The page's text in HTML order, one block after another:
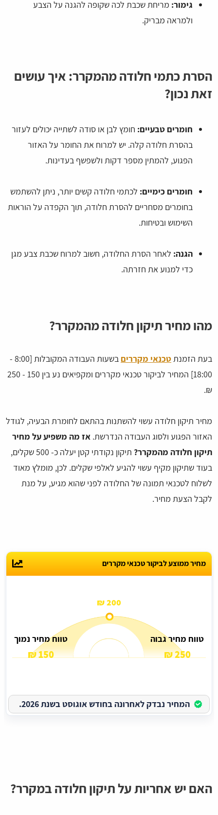
גימור: מריחת שכבת לכה שקופה להגנה על הצבע
ולמראה מבריק.
הסרת כתמי חלודה מהמקרר: איך עושים
זאת נכון?
חומרים טבעיים: חומץ לבן או סודה לשתייה יכולים לעזור
בהסרת חלודה קלה. יש למרוח את החומר על האזור
הפגוע, להמתין מספר דקות ולשפשף בעדינות.
חומרים כימיים: לכתמי חלודה קשים יותר, ניתן להשתמש
בחומרים מסחריים להסרת חלודה, תוך הקפדה על הוראות
השימוש ובטיחות.
הגנה: לאחר הסרת החלודה, חשוב למרוח שכבת צבע מגן
כדי למנוע את חזרתה.
מהו מחיר תיקון חלודה מהמקרר?
בעת הזמנת טכנאי מקררים
בשעות העבודה המקובלות [8:00 -
18:00] המחיר לביקור טכנאי מקררים ומקפיאים נע בין 150 - 250
₪.
מחיר תיקון חלודה עשוי להשתנות בהתאם לחומרת הבעיה, לגודל
האזור הפגוע ולסוג העבודה הנדרשת. אז מה משפיע על מחיר
תיקון חלודה מהמקרר?
תיקון נקודתי קטן יעלה כ- 500 שקלים,
בעוד שתיקון מקיף עשוי להגיע לאלפי שקלים. לכן, מומלץ מאוד
לשלוח לטכנאי תמונה של החלודה לפני שהוא מגיע, על מנת
לקבל הצעת מחיר.
מחיר ממוצע לביקור טכנאי מקררים
200 ₪
טווח מחיר גבוה
250 ₪
טווח מחיר נמוך
150 ₪
המחיר נבדק לאחרונה בחודש אוגוסט בשנת 2026.
האם יש אחריות על תיקון חלודה במקרר?